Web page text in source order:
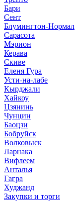
Бари
Сент
Блумингтон-Нормал
Сарасота
Мэрион
Керава
Скиве
Еленя Гура
Усти-на-лабе
Кырджали
Хайкоу
Цзянинь
Чунцин
Баоцзи
Бобруйск
Волковыск
Ларнака
Вифлеем
Анталья
Гагра
Худжанд
Закупки и торги